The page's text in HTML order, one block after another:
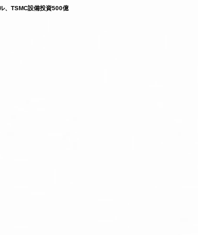
、TSMC設備投資500億